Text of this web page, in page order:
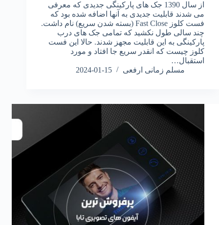
از سال 1390 جک های پارکینگی جدیدی که معرفی
می شدند قابلیت جدیدی به آنها اضافه شده بود که
فست کلوز Fast Close (بسته شدن سریع) نام داشت.
چند سالی طول نکشید که تمامی جک های درب
پارکینگی به این قابلیت مجهز شدند. حالا این فست
کلوز چیست که انقدر سریع جا افتاد و مورد
استقبال…
مسلم زمانی ارفعی
2024-01-15